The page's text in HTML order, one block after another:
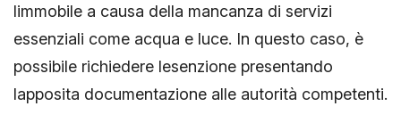
limmobile a causa della mancanza di servizi
essenziali come acqua e luce. In questo caso, è
possibile richiedere lesenzione presentando
lapposita documentazione alle autorità competenti.